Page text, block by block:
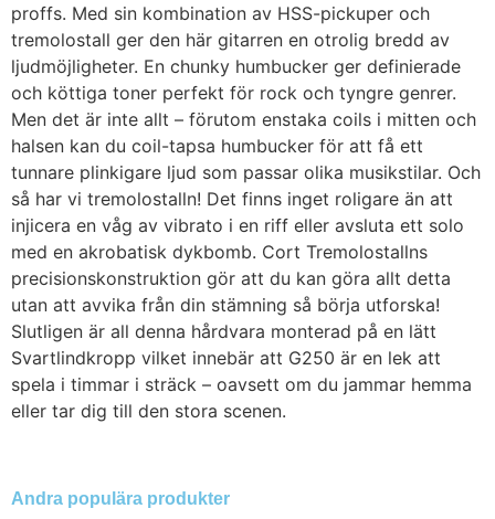
proffs. Med sin kombination av HSS-pickuper och
tremolostall ger den här gitarren en otrolig bredd av
ljudmöjligheter. En chunky humbucker ger definierade
och köttiga toner perfekt för rock och tyngre genrer.
Men det är inte allt – förutom enstaka coils i mitten och
halsen kan du coil-tapsa humbucker för att få ett
tunnare plinkigare ljud som passar olika musikstilar. Och
så har vi tremolostalln! Det finns inget roligare än att
injicera en våg av vibrato i en riff eller avsluta ett solo
med en akrobatisk dykbomb. Cort Tremolostallns
precisionskonstruktion gör att du kan göra allt detta
utan att avvika från din stämning så börja utforska!
Slutligen är all denna hårdvara monterad på en lätt
Svartlindkropp vilket innebär att G250 är en lek att
spela i timmar i sträck – oavsett om du jammar hemma
eller tar dig till den stora scenen.
Andra populära produkter